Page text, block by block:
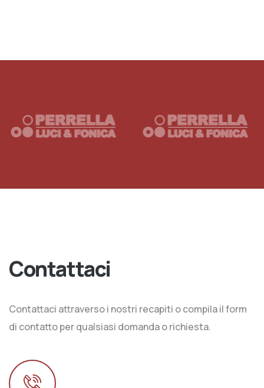
Contattaci
Contattaci attraverso i nostri recapiti o compila il form
di contatto per qualsiasi domanda o richiesta.